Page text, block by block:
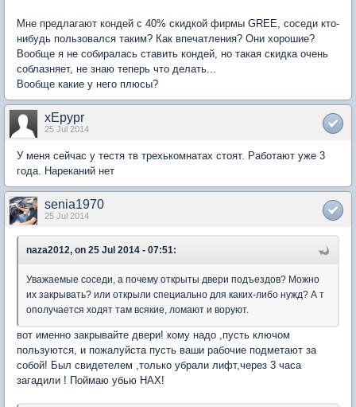
Мне предлагают кондей с 40% скидкой фирмы GREE, соседи кто-
нибудь пользовался таким? Как впечатления? Они хорошие?
Вообще я не собиралась ставить кондей, но такая скидка очень
соблазняет, не знаю теперь что делать...
Вообще какие у него плюсы?
xEpypr
25 Jul 2014
У меня сейчас у тестя тв трехькомнатах стоят. Работают уже 3
года. Нареканий нет
senia1970
25 Jul 2014
naza2012, on 25 Jul 2014 - 07:51:
Уважаемые соседи, а почему открыты двери подъездов? Можно
их закрывать? или открыли специально для каких-либо нужд? А т
ополучается ходят там всякие, ломают и воруют.
вот именно закрывайте двери! кому надо ,пусть ключом
пользуются, и пожалуйста пусть ваши рабочие подметают за
собой! Был свидетелем ,только убрали лифт,через 3 часа
загадили ! Поймаю убью НАХ!